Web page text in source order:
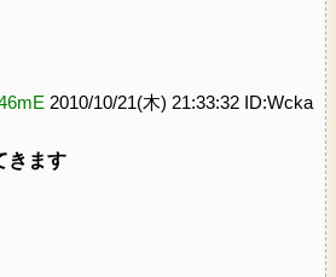
2010/10/21(木) 21:33:32 ID:Wcka
きます